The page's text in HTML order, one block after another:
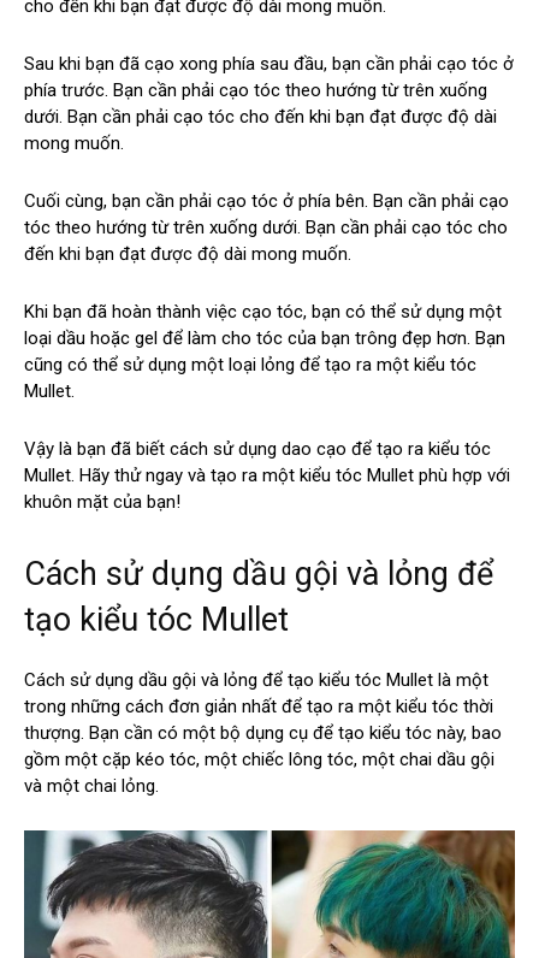
cho đến khi bạn đạt được độ dài mong muốn.
Sau khi bạn đã cạo xong phía sau đầu, bạn cần phải cạo tóc ở
phía trước. Bạn cần phải cạo tóc theo hướng từ trên xuống
dưới. Bạn cần phải cạo tóc cho đến khi bạn đạt được độ dài
mong muốn.
Cuối cùng, bạn cần phải cạo tóc ở phía bên. Bạn cần phải cạo
tóc theo hướng từ trên xuống dưới. Bạn cần phải cạo tóc cho
đến khi bạn đạt được độ dài mong muốn.
Khi bạn đã hoàn thành việc cạo tóc, bạn có thể sử dụng một
loại dầu hoặc gel để làm cho tóc của bạn trông đẹp hơn. Bạn
cũng có thể sử dụng một loại lỏng để tạo ra một kiểu tóc
Mullet.
Vậy là bạn đã biết cách sử dụng dao cạo để tạo ra kiểu tóc
Mullet. Hãy thử ngay và tạo ra một kiểu tóc Mullet phù hợp với
khuôn mặt của bạn!
Cách sử dụng dầu gội và lỏng để
tạo kiểu tóc Mullet
Cách sử dụng dầu gội và lỏng để tạo kiểu tóc Mullet là một
trong những cách đơn giản nhất để tạo ra một kiểu tóc thời
thượng. Bạn cần có một bộ dụng cụ để tạo kiểu tóc này, bao
gồm một cặp kéo tóc, một chiếc lông tóc, một chai dầu gội
và một chai lỏng.